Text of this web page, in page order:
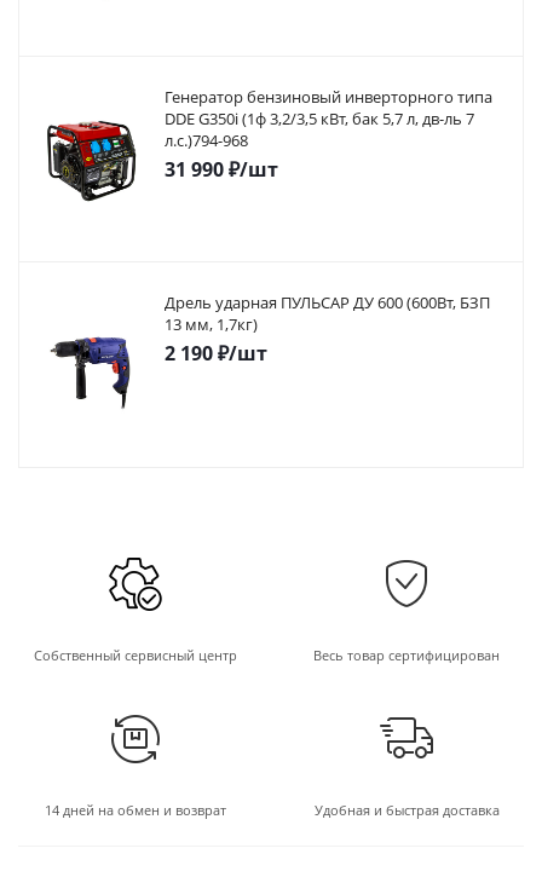
Генератор бензиновый инверторного типа
DDE G350i (1ф 3,2/3,5 кВт, бак 5,7 л, дв-ль 7
л.с.)794-968
31 990₽/шт
Дрель ударная ПУЛЬСАР ДУ 600 (600Вт, БЗП
13 мм, 1,7кг)
2 190₽/шт
Собственный сервисный центр Весь товар сертифицирован
14 дней на обмен и возврат Удобная и быстрая доставка